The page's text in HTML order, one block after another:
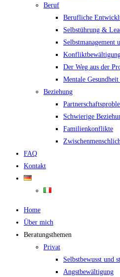
Beruf
Berufliche
Selbstührung &
Selbstmanagement
Der Weg aus der
Mentale
Beziehung
Schwierige
Familienkonflikte
FAQ
Kontakt
Home
Über mich
Beratungsthemen
Privat
Selbstbewusst und
Angstbewältigung